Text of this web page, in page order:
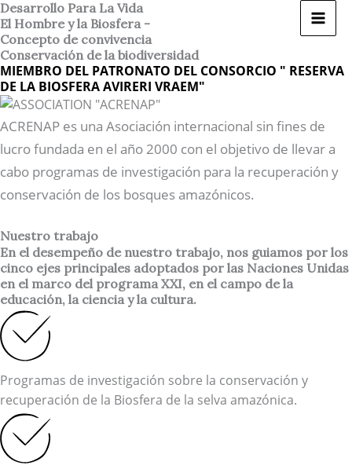
Ir
al
contenido
Desarrollo Para La Vida
El Hombre y la Biosfera -
Concepto de convivencia
Conservación de la biodiversidad
MIEMBRO DEL PATRONATO DEL CONSORCIO " RESERVA
DE LA BIOSFERA AVIRERI VRAEM"
ACRENAP es una Asociación internacional sin fines de
lucro fundada en el año 2000 con el objetivo de llevar a
cabo programas de investigación para la recuperación y
conservación de los bosques amazónicos.
Nuestro trabajo
En el desempeño de nuestro trabajo, nos guiamos por los
cinco ejes principales adoptados por las Naciones Unidas
en el marco del programa XXI, en el campo de la
educación, la ciencia y la cultura.
Programas de investigación sobre la conservación y
recuperación de la Biosfera de la selva amazónica.